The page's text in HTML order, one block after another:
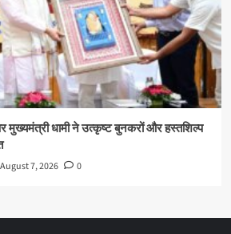
मुख्यमंत्री धामी ने उत्कृष्ट बुनकरों और हस्तशिल्प
August 7, 2026 0